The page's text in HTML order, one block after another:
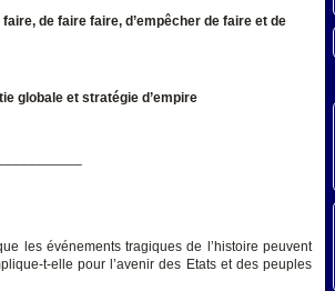
de faire faire, d’empêcher de faire et de
globale et stratégie d’empire
les événements tragiques de l’histoire peuvent
t-elle pour l’avenir des Etats et des peuples